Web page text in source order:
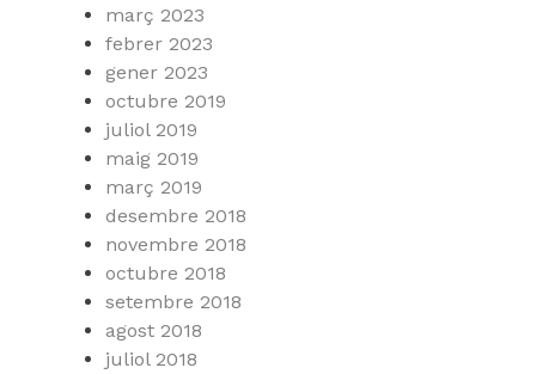
març 2023
febrer 2023
gener 2023
octubre 2019
juliol 2019
maig 2019
març 2019
desembre 2018
novembre 2018
octubre 2018
setembre 2018
agost 2018
juliol 2018